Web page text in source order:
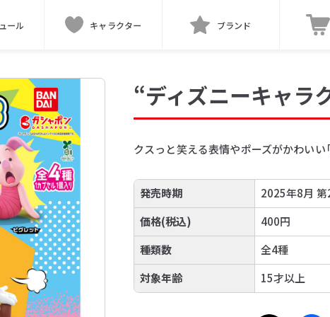
ール キャラクター ブランド
“ディズニーキャラ
クスっと笑える表情やポーズがかわいい
発売時期
2025年8月 第
価格(税込)
400円
種類数
全4種
対象年齢
15才以上